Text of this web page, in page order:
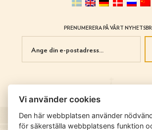
PRENUMERERA PÅ VÅRT
Vi använder cookies
Den här webbplatsen använder
för säkerställa webbplatsens funktion